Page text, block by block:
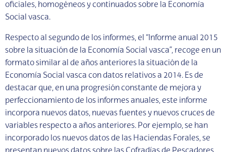
oficiales, homogéneos y continuados sobre la Economía
Social vasca.
Respecto al segundo de los informes, el “Informe anual 2015
sobre la situación de la Economía Social vasca”, recoge en un
formato similar al de años anteriores la situación de la
Economía Social vasca con datos relativos a 2014. Es de
destacar que, en una progresión constante de mejora y
perfeccionamiento de los informes anuales, este informe
incorpora nuevos datos, nuevas fuentes y nuevos cruces de
variables respecto a años anteriores. Por ejemplo, se han
incorporado los nuevos datos de las Haciendas Forales, se